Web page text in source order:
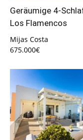
Geräumige 4-
Los Flamencos
Mijas Costa
675.000€